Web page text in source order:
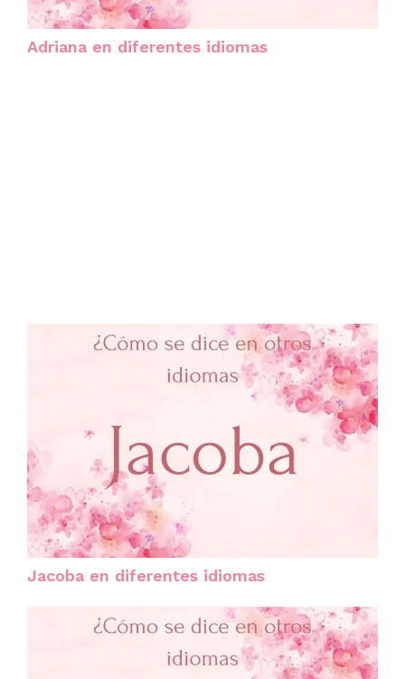
Adriana en diferentes idiomas
Jacoba en diferentes idiomas